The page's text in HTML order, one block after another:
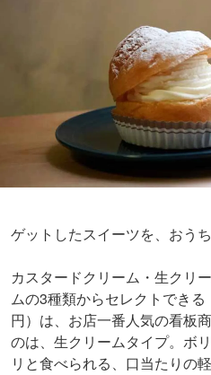
ゲットしたスイーツを、おう
カスタードクリーム・生クリ
ムの3種類からセレクトでき
円）は、お店一番人気の看板
のは、生クリームタイプ。ボ
リと食べられる、口当たりの